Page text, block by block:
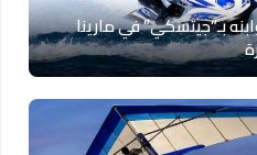
بـ”جيتسكي” في مارينا